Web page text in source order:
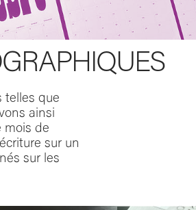
telles que
ainsi
mois de
sur un
sur les